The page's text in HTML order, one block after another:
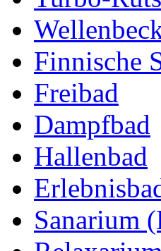
Finnische
Freibad
Dampfbad
Hallenbad
Sanarium